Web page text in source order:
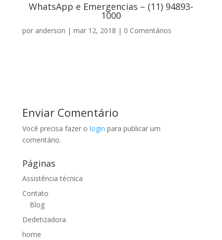
WhatsApp e Emergencias – (11) 94893-
1000
por anderson | mar 12, 2018 | 0 Comentários
Enviar Comentário
Você precisa fazer o login para publicar um
comentário.
Páginas
Assistência técnica
Contato
Blog
Dedetizadora
home